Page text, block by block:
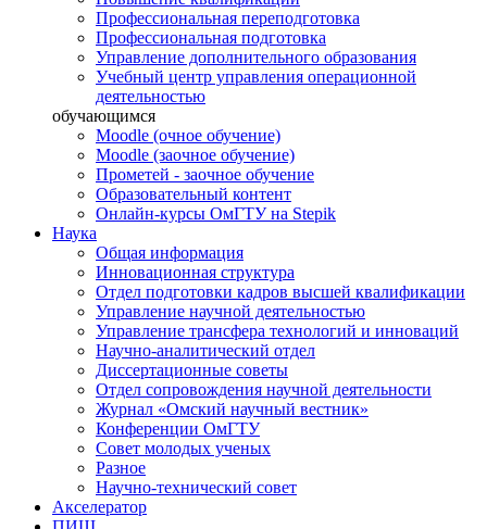
Профессиональная переподготовка
Профессиональная подготовка
Управление дополнительного образования
Учебный центр управления операционной
деятельностью
обучающимся
Moodle (очное обучение)
Moodle (заочное обучение)
Прометей - заочное обучение
Образовательный контент
Онлайн-курсы ОмГТУ на Stepik
Наука
Общая информация
Инновационная структура
Отдел подготовки кадров высшей квалификации
Управление научной деятельностью
Управление трансфера технологий и инноваций
Научно-аналитический отдел
Диссертационные советы
Отдел сопровождения научной деятельности
Журнал «Омский научный вестник»
Конференции ОмГТУ
Совет молодых ученых
Разное
Научно-технический совет
Акселератор